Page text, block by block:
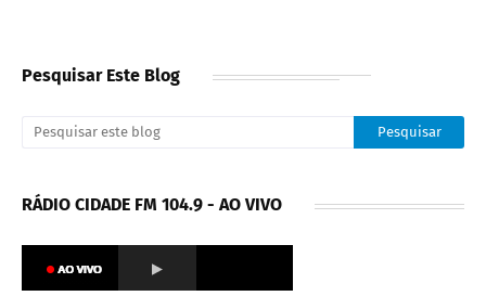
Pesquisar Este Blog
RÁDIO CIDADE FM 104.9 - AO VIVO